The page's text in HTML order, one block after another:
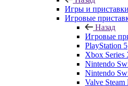
Игры и приставки
Игровые
Назад
Игровые
PlayStation 5
Xbox Series
Nintendo
Nintendo
Valve Steam